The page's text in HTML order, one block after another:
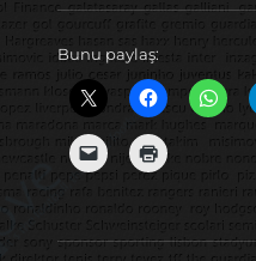
Bunu paylaş: